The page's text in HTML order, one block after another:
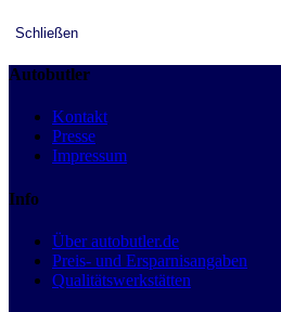
Schließen
Autobutler
Kontakt
Presse
Impressum
Info
Über autobutler.de
Preis- und Ersparnisangaben
Qualitätswerkstätten